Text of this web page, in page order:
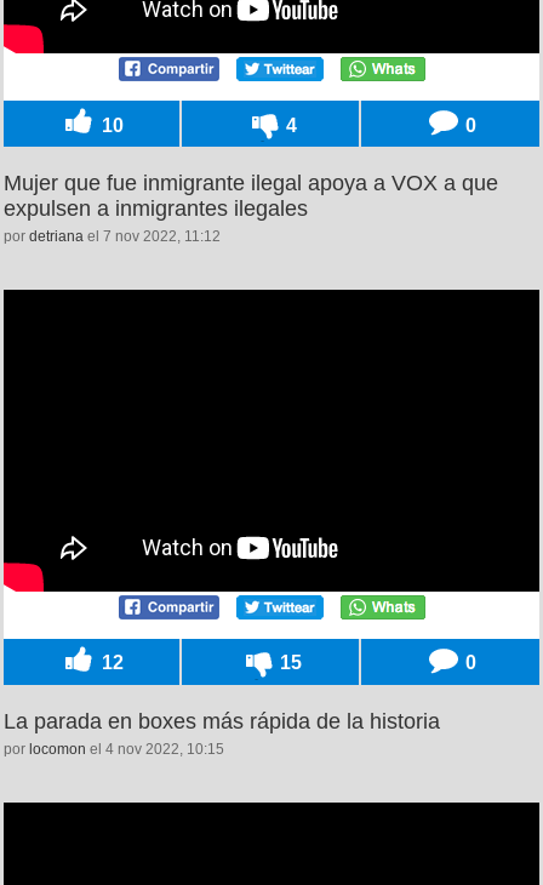
10 4 0
Mujer que fue inmigrante ilegal apoya a VOX a que
expulsen a inmigrantes ilegales
por detriana el 7 nov 2022, 11:12
12 15 0
La parada en boxes más rápida de la historia
por locomon el 4 nov 2022, 10:15